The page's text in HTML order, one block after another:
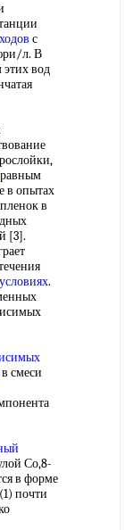
с
л. В
вод
в опытах
в
[3].
.
в смеси
Со,8-
в форме
почти